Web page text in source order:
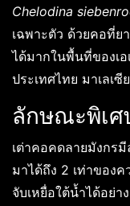
Chelodina
เฉพาะตัว ด้วยคอที่ย
ได้มากในพื้นที่ของเอ
ประเทศไทย มาเลเ
ลักษณะพิเศ
เต่าคอคดลายมังกร
มาได้ถึง 2 เท่าของ
จับเหยื่อใต้น้ำได้อย่